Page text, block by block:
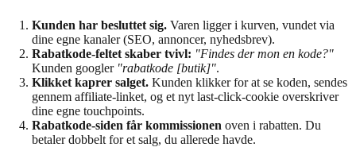
Kunden har besluttet sig. Varen ligger i kurven, vundet via
dine egne kanaler (SEO, annoncer, nyhedsbrev).
Rabatkode-feltet skaber tvivl: "Findes der mon en kode?"
Kunden googler "rabatkode [butik]".
Klikket kaprer salget. Kunden klikker for at se koden, sendes
gennem affiliate-linket, og et nyt last-click-cookie overskriver
dine egne touchpoints.
Rabatkode-siden får kommissionen oven i rabatten. Du
betaler dobbelt for et salg, du allerede havde.